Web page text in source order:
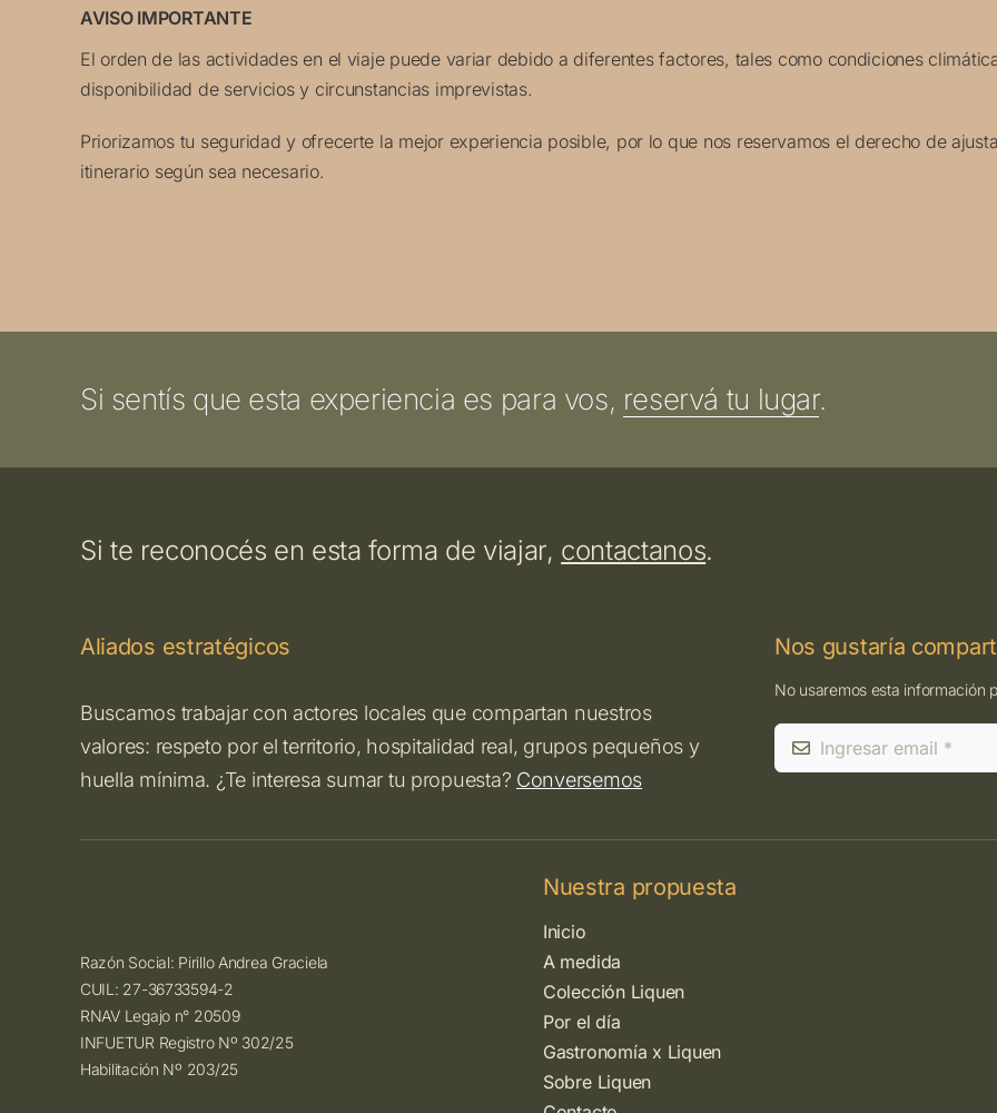
AVISO IMPORTANTE
El orden de las actividades en el viaje puede variar debido a diferentes factores, tales como condiciones
disponibilidad de servicios y circunstancias imprevistas.
Priorizamos tu seguridad y ofrecerte la mejor experiencia posible, por lo que nos reservamos el derecho de
itinerario según sea necesario.
Si sentís que esta experiencia es para vos, reservá tu lugar.
Si te reconocés en esta forma de viajar, contactanos.
Aliados estratégicos
Buscamos trabajar con actores locales que compartan nuestros
valores: respeto por el territorio, hospitalidad real, grupos pequeños y
huella mínima. ¿Te interesa sumar tu propuesta? Conversemos
Nos gustaría
No usaremos esta información
Razón Social: Pirillo Andrea Graciela
CUIL: 27-36733594-2
RNAV Legajo n° 20509
INFUETUR Registro Nº 302/25
Habilitación Nº 203/25
Nuestra propuesta
Inicio
A medida
Colección Liquen
Por el día
Gastronomía x Liquen
Sobre Liquen